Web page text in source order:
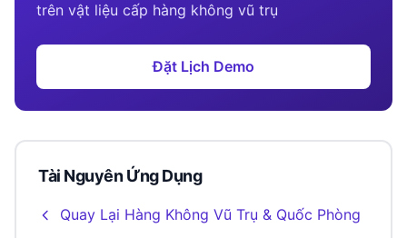
trên vật liệu cấp hàng không vũ trụ
Đặt Lịch Demo
Tài Nguyên Ứng Dụng
Quay Lại Hàng Không Vũ Trụ & Quốc Phòng